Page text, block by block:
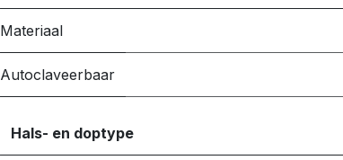
Materiaal
Autoclaveerbaar
Hals- en doptype